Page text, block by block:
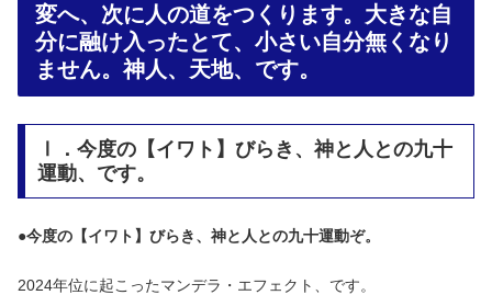
変へ、次に人の道をつくります。大きな自
分に融け入ったとて、小さい自分無くなり
ません。神人、天地、です。
Ⅰ．今度の【イワト】びらき、神と人との九十
運動、です。
●今度の【イワト】びらき、神と人との九十運動ぞ。
2024年位に起こったマンデラ・エフェクト、です。